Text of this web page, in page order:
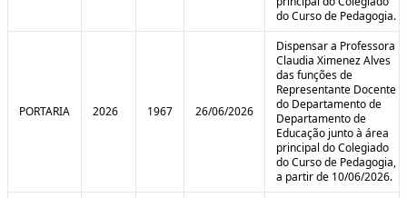
do Curso de Pedagogia.
PORTARIA 2026 1967 26/06/2026
Dispensar a Professora
Claudia Ximenez Alves
das funções de
Representante Docente
do Departamento de
Departamento de
Educação junto à área
principal do Colegiado
do Curso de Pedagogia,
a partir de 10/06/2026.